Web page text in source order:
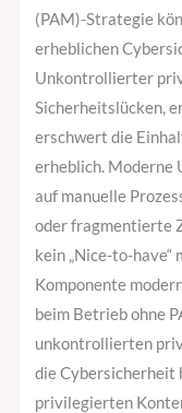
(PAM)-Strategie
erheblichen
Unkontrollierter
Sicherheitslücken,
erschwert die
erheblich. Moderne
auf manuelle
oder fragmentierte
kein „Nice-to-have“
Komponente
beim Betrieb ohne
unkontrollierten
die Cybersicherheit
privilegierten